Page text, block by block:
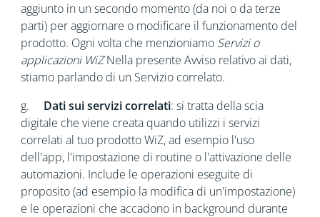
aggiunto in un secondo momento (da noi o da terze
parti) per aggiornare o modificare il funzionamento del
prodotto. Ogni volta che menzioniamo Servizi o
applicazioni WiZNella presente Avviso relativo ai dati,
stiamo parlando di un Servizio correlato.
g. Dati sui servizi correlati: si tratta della scia
digitale che viene creata quando utilizzi i servizi
correlati al tuo prodotto WiZ, ad esempio l'uso
dell'app, l'impostazione di routine o l'attivazione delle
automazioni. Include le operazioni eseguite di
proposito (ad esempio la modifica di un'impostazione)
e le operazioni che accadono in background durante